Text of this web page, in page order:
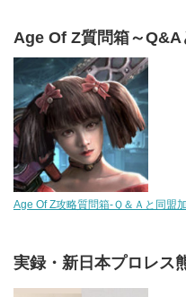
Age Of Z質問箱～Q&A
Age Of Z攻略質問箱-Ｑ＆Ａと同盟
実録・新日本プロレス